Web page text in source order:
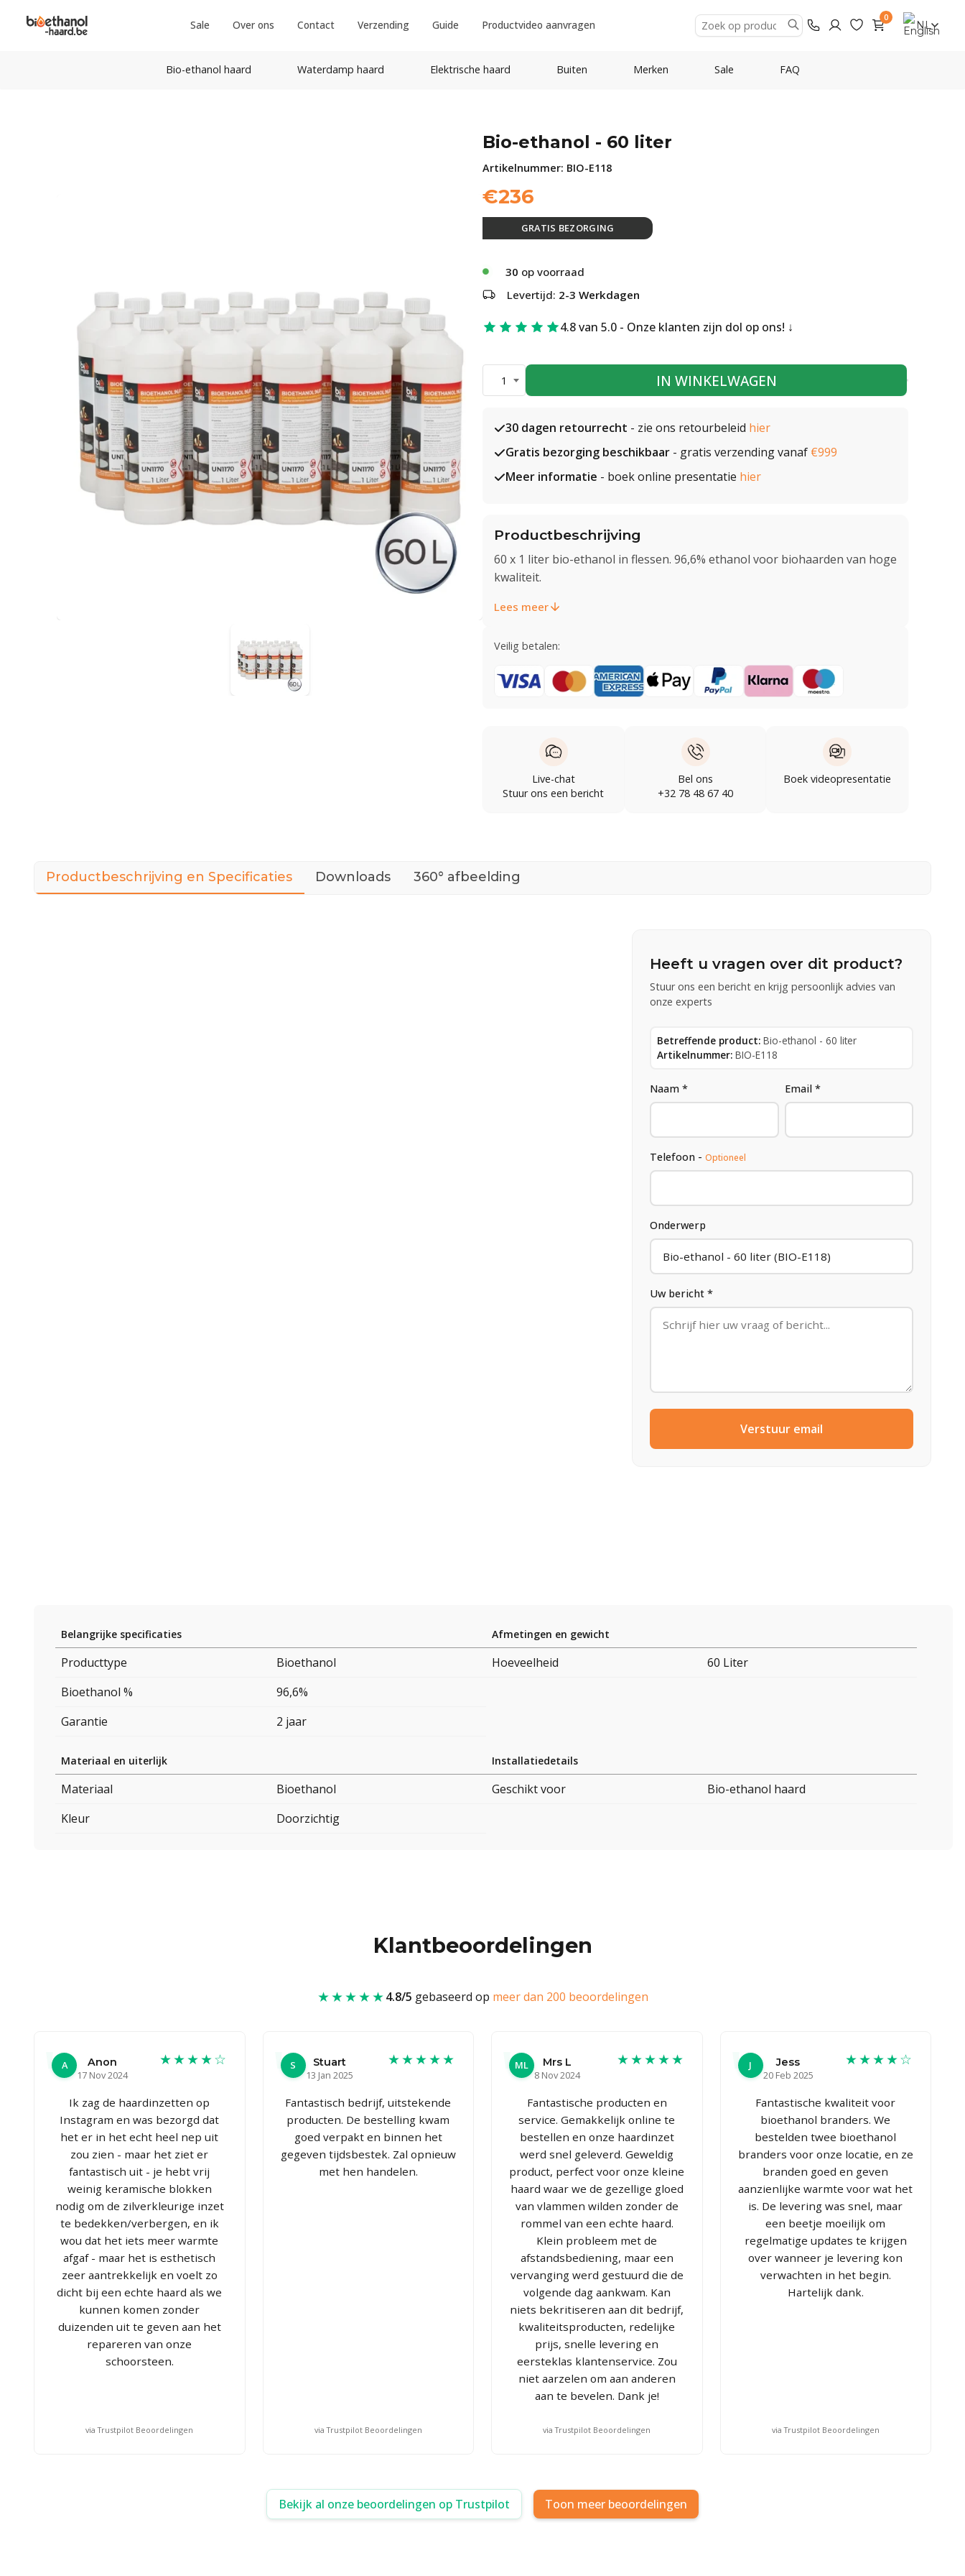
Sale Over ons Contact Verzending Guide Productvideo aanvragen
0
NL
Bio-ethanol haard Waterdamp haard Elektrische haard Buiten Merken Sale FAQ
Bio-ethanol - 60 liter
Artikelnummer: BIO-E118
€236
GRATIS BEZORGING
30 op voorraad
Levertijd: 2-3 Werkdagen
4.8 van 5.0 - Onze klanten zijn dol op ons!
1 IN WINKELWAGEN
30 dagen retourrecht - zie ons retourbeleid hier
Gratis bezorging beschikbaar - gratis verzending vanaf €999
Meer informatie - boek online presentatie hier
Productbeschrijving
60 x 1 liter bio-ethanol in flessen. 96,6% ethanol voor biohaarden van hoge
kwaliteit.
Lees meer
Veilig betalen:
Live-chat
Stuur ons een bericht
Bel ons
+32 78 48 67 40
Boek videopresentatie
Productbeschrijving en Specificaties Downloads 360° afbeelding
Heeft u vragen over dit product?
Stuur ons een bericht en krijg persoonlijk advies van
onze experts
Betreffende product: Bio-ethanol - 60 liter
Artikelnummer: BIO-E118
Naam * Email *
Telefoon -Optioneel
Onderwerp
Uw bericht *
Verstuur email
Belangrijke specificaties
Producttype
Bioethanol
Bioethanol %
96,6%
Garantie
2 jaar
Afmetingen en gewicht
Hoeveelheid 60 Liter
Materiaal en uiterlijk
Materiaal
Bioethanol
Kleur
Doorzichtig
Installatiedetails
Geschikt voor Bio-ethanol haard
Klantbeoordelingen
★★★★★4.8/5 gebaseerd op meer dan 200 beoordelingen
A
Anon
17 Nov 2024
★★★★☆
Ik zag de haardinzetten op
Instagram en was bezorgd dat
het er in het echt heel nep uit
zou zien - maar het ziet er
fantastisch uit - je hebt vrij
weinig keramische blokken
nodig om de zilverkleurige inzet
te bedekken/verbergen, en ik
wou dat het iets meer warmte
afgaf - maar het is esthetisch
zeer aantrekkelijk en voelt zo
dicht bij een echte haard als we
kunnen komen zonder
duizenden uit te geven aan het
repareren van onze
schoorsteen.
via Trustpilot Beoordelingen
S
Stuart
13 Jan 2025
★★★★★
Fantastisch bedrijf, uitstekende
producten. De bestelling kwam
goed verpakt en binnen het
gegeven tijdsbestek. Zal opnieuw
met hen handelen.
via Trustpilot Beoordelingen
ML
Mrs L
8 Nov 2024
★★★★★
Fantastische producten en
service. Gemakkelijk online te
bestellen en onze haardinzet
werd snel geleverd. Geweldig
product, perfect voor onze kleine
haard waar we de gezellige gloed
van vlammen wilden zonder de
rommel van een echte haard.
Klein probleem met de
afstandsbediening, maar een
vervanging werd gestuurd die de
volgende dag aankwam. Kan
niets bekritiseren aan dit bedrijf,
kwaliteitsproducten, redelijke
prijs, snelle levering en
eersteklas klantenservice. Zou
niet aarzelen om aan anderen
aan te bevelen. Dank je!
via Trustpilot Beoordelingen
J
Jess
20 Feb 2025
★★★★☆
Fantastische kwaliteit voor
bioethanol branders. We
bestelden twee bioethanol
branders voor onze locatie, en ze
branden goed en geven
aanzienlijke warmte voor wat het
is. De levering was snel, maar
een beetje moeilijk om
regelmatige updates te krijgen
over wanneer je levering kon
verwachten in het begin.
Hartelijk dank.
via Trustpilot Beoordelingen
Bekijk al onze beoordelingen op Trustpilot Toon meer beoordelingen